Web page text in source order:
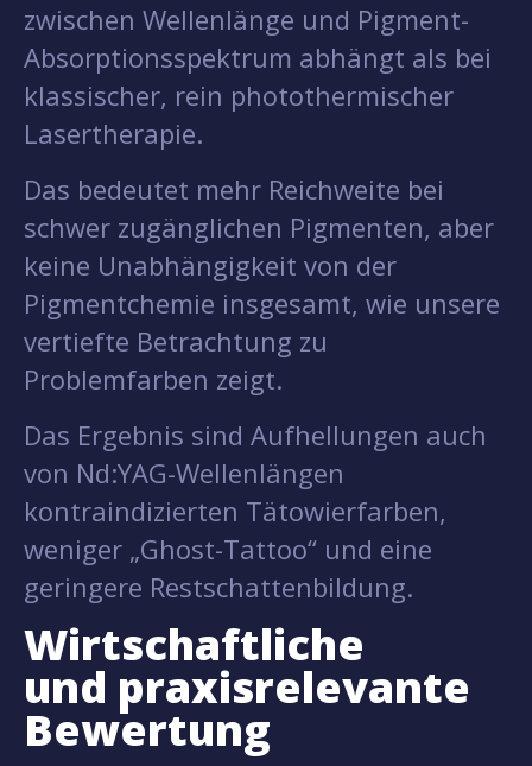
zwischen Wellenlänge und Pigment-
Absorptionsspektrum abhängt als bei
klassischer, rein photothermischer
Lasertherapie.
Das bedeutet mehr Reichweite bei
schwer zugänglichen Pigmenten, aber
keine Unabhängigkeit von der
Pigmentchemie insgesamt, wie unsere
vertiefte Betrachtung zu
Problemfarben zeigt.
Das Ergebnis sind Aufhellungen auch
von Nd:YAG-Wellenlängen
kontraindizierten Tätowierfarben,
weniger „Ghost-Tattoo“ und eine
geringere Restschattenbildung.
Wirtschaftliche
und praxisrelevante
Bewertung